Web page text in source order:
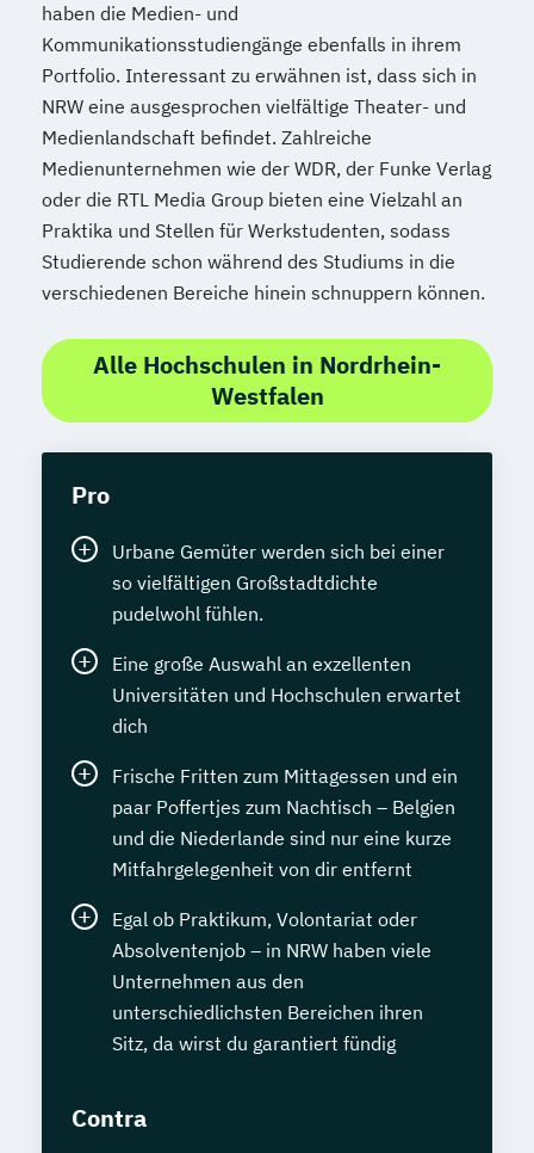
haben die Medien- und
Kommunikationsstudiengänge ebenfalls in ihrem
Portfolio. Interessant zu erwähnen ist, dass sich in
NRW eine ausgesprochen vielfältige Theater- und
Medienlandschaft befindet. Zahlreiche
Medienunternehmen wie der WDR, der Funke Verlag
oder die RTL Media Group bieten eine Vielzahl an
Praktika und Stellen für Werkstudenten, sodass
Studierende schon während des Studiums in die
verschiedenen Bereiche hinein schnuppern können.
Alle Hochschulen in Nordrhein-
Westfalen
Pro
Urbane Gemüter werden sich bei einer
so vielfältigen Großstadtdichte
pudelwohl fühlen.
Eine große Auswahl an exzellenten
Universitäten und Hochschulen erwartet
dich
Frische Fritten zum Mittagessen und ein
paar Poffertjes zum Nachtisch – Belgien
und die Niederlande sind nur eine kurze
Mitfahrgelegenheit von dir entfernt
Egal ob Praktikum, Volontariat oder
Absolventenjob – in NRW haben viele
Unternehmen aus den
unterschiedlichsten Bereichen ihren
Sitz, da wirst du garantiert fündig
Contra